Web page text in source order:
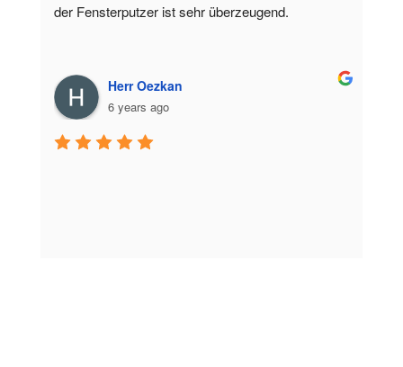
der Fensterputzer ist sehr überzeugend.
Herr Oezkan
6 years ago